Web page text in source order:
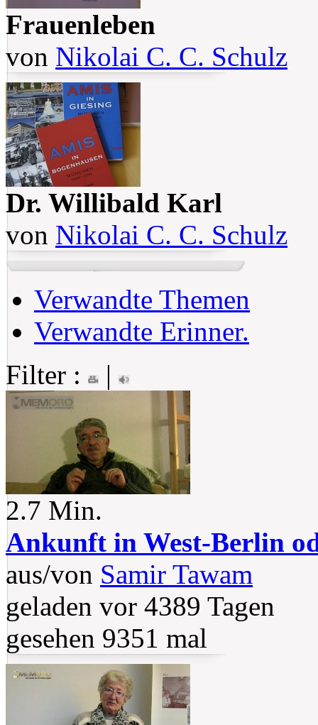
Frauenleben
von Nikolai C. C. Schulz
Dr. Willibald Karl
von Nikolai C. C. Schulz
Verwandte Themen
Verwandte Erinner.
Filter :
|
2.7 Min.
Ankunft in West-Berlin
aus/von Samir Tawam
geladen vor 4389 Tagen
gesehen 9351 mal